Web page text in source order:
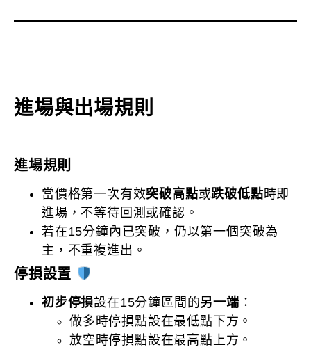
進場與出場規則
進場規則
當價格第一次有效突破高點或跌破低點時即
進場，不等待回測或確認。
若在15分鐘內已突破，仍以第一個突破為
主，不重複進出。
停損設置
初步停損設在15分鐘區間的另一端 ：
做多時停損點設在最低點下方。
放空時停損點設在最高點上方。